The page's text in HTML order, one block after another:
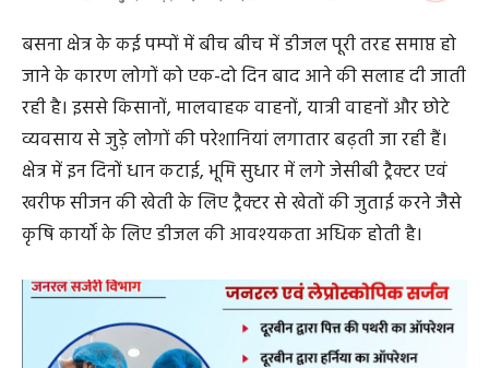
बसना क्षेत्र के कई पम्पों में बीच बीच में डीजल पूरी तरह समाप्त हो
जाने के कारण लोगों को एक-दो दिन बाद आने की सलाह दी जाती
रही है। इससे किसानों, मालवाहक वाहनों, यात्री वाहनों और छोटे
व्यवसाय से जुड़े लोगों की परेशानियां लगातार बढ़ती जा रही हैं।
क्षेत्र में इन दिनों धान कटाई, भूमि सुधार में लगे जेसीबी ट्रैक्टर एवं
खरीफ सीजन की खेती के लिए ट्रैक्टर से खेतों की जुताई करने जैसे
कृषि कार्यों के लिए डीजल की आवश्यकता अधिक होती है।